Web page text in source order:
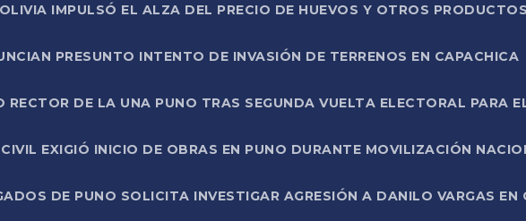
IMPULSÓ EL ALZA DEL PRECIO DE HUEVOS Y OTROS
PRESUNTO INTENTO DE INVASIÓN DE TERRENOS EN CAPACHICA
RECTOR DE LA UNA PUNO TRAS SEGUNDA VUELTA ELECTORAL PARA
EXIGIÓ INICIO DE OBRAS EN PUNO DURANTE MOVILIZACIÓN
DE PUNO SOLICITA INVESTIGAR AGRESIÓN A DANILO VARGAS EN